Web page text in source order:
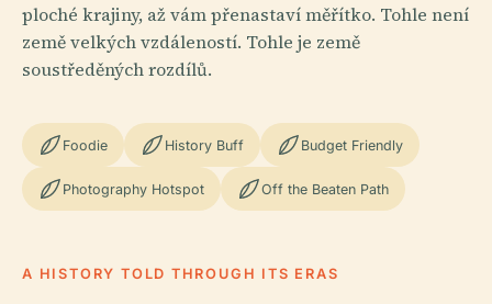
ploché krajiny, až vám přenastaví měřítko. Tohle není
země velkých vzdáleností. Tohle je země
soustředěných rozdílů.
Foodie History Buff Budget Friendly
Photography Hotspot Off the Beaten Path
A HISTORY TOLD THROUGH ITS ERAS